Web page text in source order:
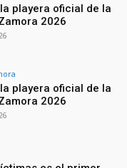
playera oficial de la
2026
playera oficial de la
2026